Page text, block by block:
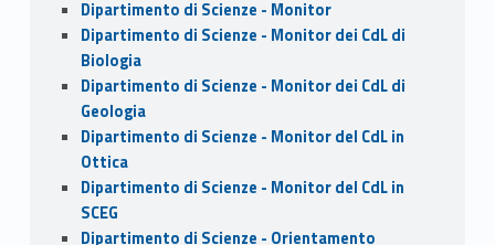
Dipartimento di Scienze - Monitor
Dipartimento di Scienze - Monitor dei CdL di
Biologia
Dipartimento di Scienze - Monitor dei CdL di
Geologia
Dipartimento di Scienze - Monitor del CdL in
Ottica
Dipartimento di Scienze - Monitor del CdL in
SCEG
Dipartimento di Scienze - Orientamento